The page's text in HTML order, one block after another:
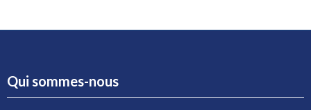
Qui sommes-nous